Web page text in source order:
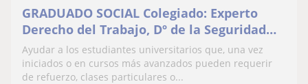
GRADUADO SOCIAL Colegiado: Experto
Derecho del Trabajo, Dº de la Seguridad
Social, Derecho Administrativo, Dº
Mercantil, Constitucional
Ayudar a los estudiantes universitarios que, una vez
iniciados o en cursos más avanzados pueden requerir
de refuerzo, clases particulares o...